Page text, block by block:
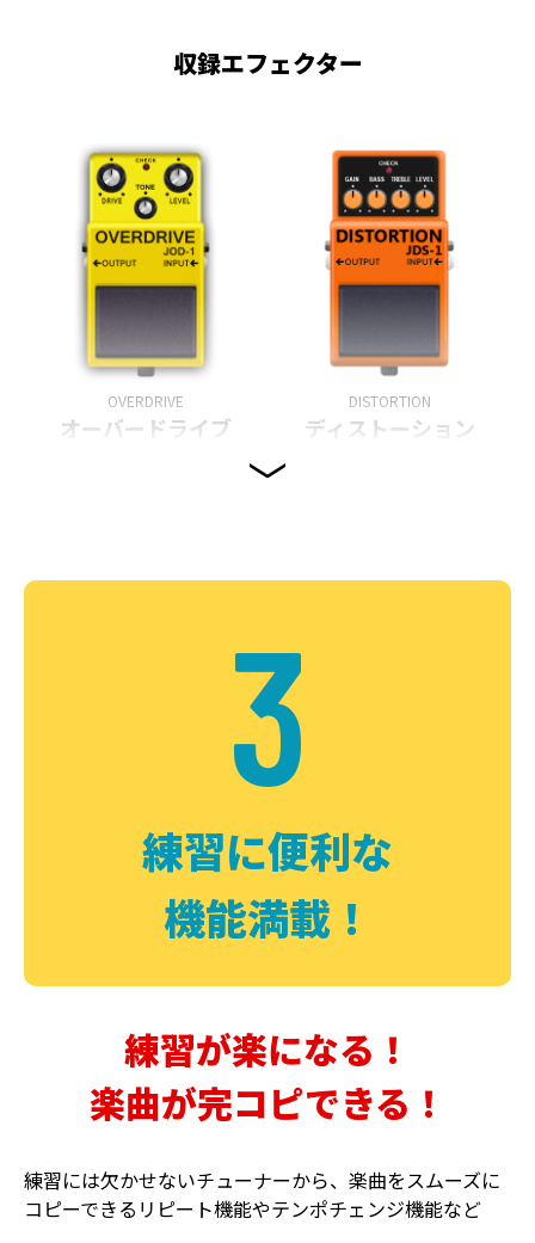
収録エフェクター
OVERDRIVE
オーバードライブ
DISTORTION
ディストーション
DELAY PHASER
3
練習に便利な
機能満載！
練習が楽になる！
楽曲が完コピできる！
練習には欠かせないチューナーから、楽曲をスムーズに
コピーできるリピート機能やテンポチェンジ機能など